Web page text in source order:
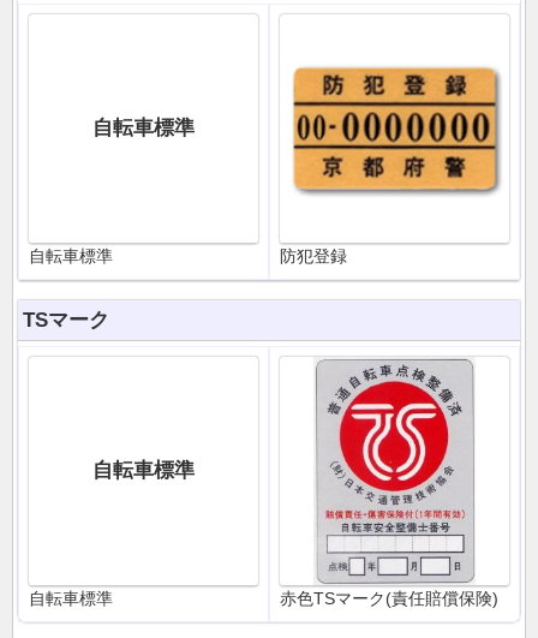
自転車標準
自転車標準 防犯登録
TSマーク
自転車標準
自転車標準 赤色TSマーク(責任賠償保険)